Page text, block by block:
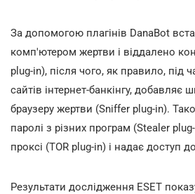
За допомогою плагінів DanaBot
комп'ютером жертви і віддалено
plug-in), після чого, як правило, під
сайтів інтернет-банкінгу, добавляє
браузеру жертви (Sniffer plug-in).
паролі з різних програм (Stealer
проксі (TOR plug-in) і надає доступ
Результати дослідження ESET